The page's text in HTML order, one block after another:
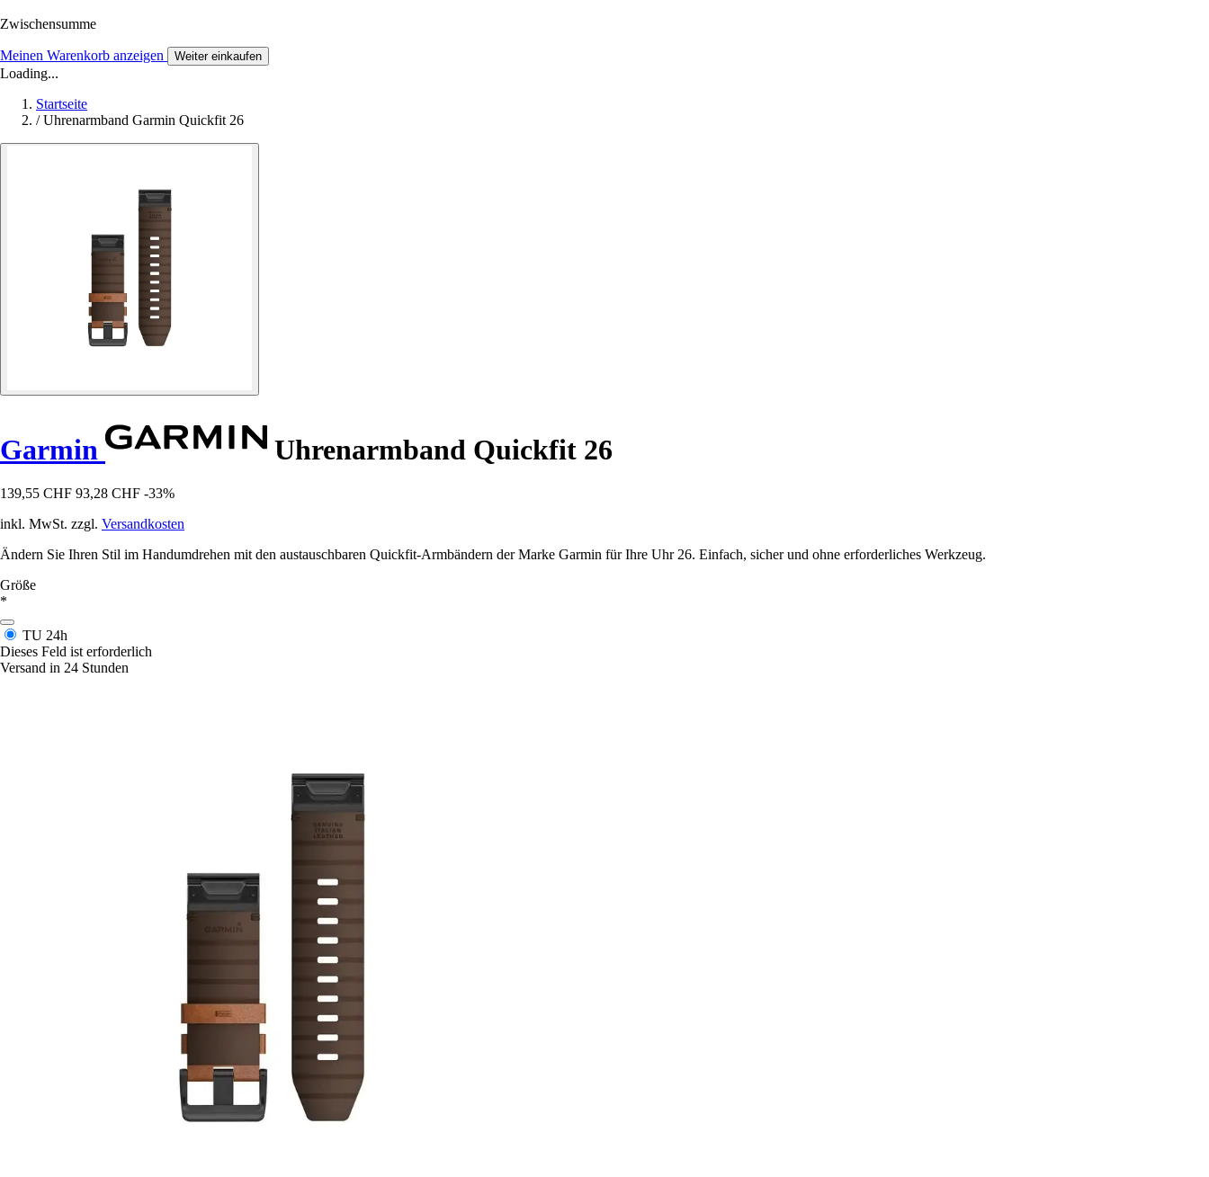
Zwischensumme
Meinen Warenkorb anzeigen Weiter einkaufen
Loading...
Startseite
/ Uhrenarmband Garmin Quickfit 26
Garmin Uhrenarmband Quickfit 26
139,55 CHF 93,28 CHF -33%
inkl. MwSt. zzgl. Versandkosten
Ändern Sie Ihren Stil im Handumdrehen mit den austauschbaren Quickfit-Armbändern der Marke Garmin für Ihre Uhr 26. Einfach, sicher und ohne erforderliches Werkzeug.
Größe
*
TU 24h
Dieses Feld ist erforderlich
Versand in 24 Stunden